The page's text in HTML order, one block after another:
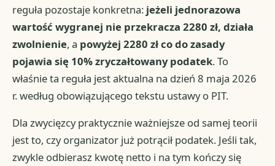
reguła pozostaje konkretna: jeżeli jednorazowa
wartość wygranej nie przekracza 2280 zł, działa
zwolnienie, a powyżej 2280 zł co do zasady
pojawia się 10% zryczałtowany podatek. To
właśnie ta reguła jest aktualna na dzień 8 maja 2026
r. według obowiązującego tekstu ustawy o PIT.
Dla zwycięzcy praktycznie ważniejsze od samej teorii
jest to, czy organizator już potrącił podatek. Jeśli tak,
zwykle odbierasz kwotę netto i na tym kończy się